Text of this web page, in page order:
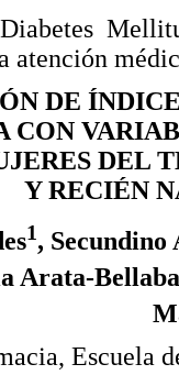
atención
DE
CON
DEL
Y RECIÉN
1,
Arata-
Escuela